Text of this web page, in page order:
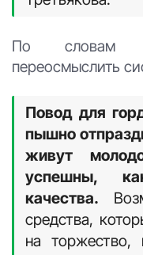
"Прежде чем
крупную
себя: каким
От чего нам
этого
быть
Третьякова.
По словам